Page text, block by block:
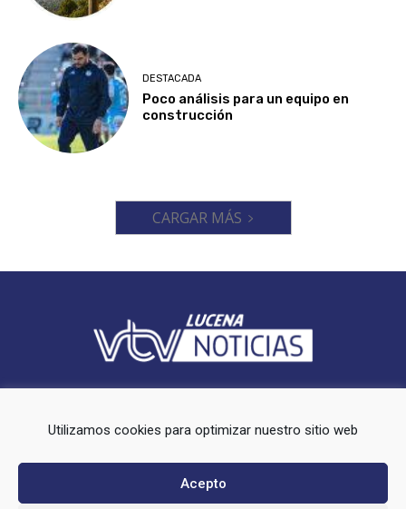
Utilizamos cookies para optimizar nuestro sitio web
Acepto
DESTACADA
Poco análisis para un equipo en
construcción
CARGAR MÁS